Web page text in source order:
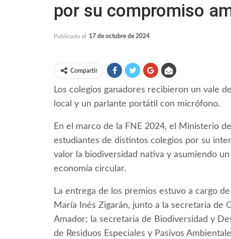
por su compromiso
Publicado el 17 de octubre de 2024
Compartir
Los colegios ganadores recibieron un vale
local y un parlante portátil con micrófono.
En el marco de la FNE 2024, el Ministerio
estudiantes de distintos colegios por su
valor la biodiversidad nativa y asumiendo
economía circular.
La entrega de los premios estuvo a cargo
María Inés Zigarán, junto a la secretaria de
Amador; la secretaria de Biodiversidad y
de Residuos Especiales y Pasivos